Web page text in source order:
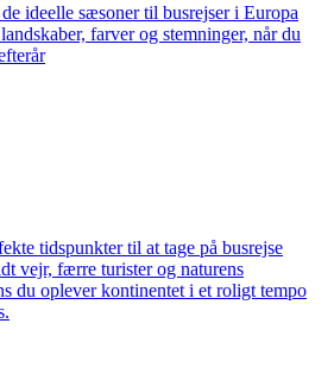
ideelle sæsoner til busrejser i Europa
farver og stemninger, når du
tidspunkter til at tage på busrejse
vejr, færre turister og naturens
du oplever kontinentet i et roligt tempo